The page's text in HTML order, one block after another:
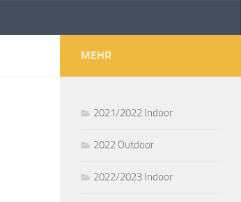
MEHR
2021/2022 Indoor
2022 Outdoor
2022/2023 Indoor